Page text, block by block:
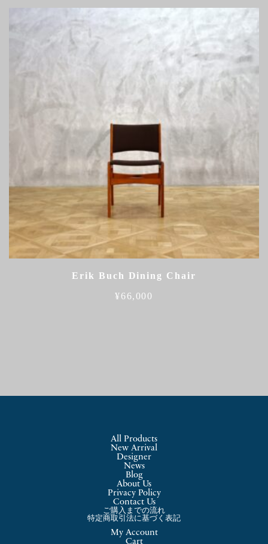
Erik Buch Dining Chair
¥66,000
All Products
New Arrival
Designer
News
Blog
About Us
Privacy Policy
Contact Us
ご購入までの流れ
特定商取引法に基づく表記
My Account
Cart